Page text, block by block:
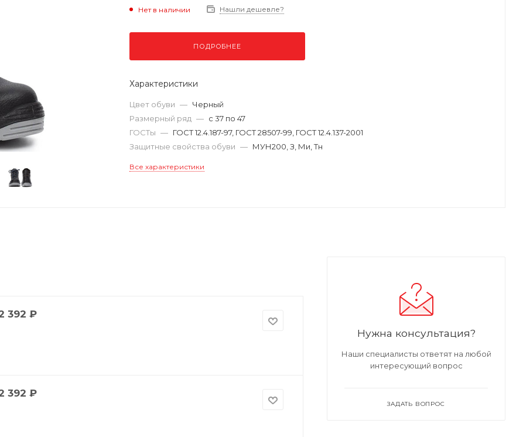
Нет в наличии Нашли дешевле?
ПОДРОБНЕЕ
Характеристики
Цвет обуви — Черный
Размерный ряд — с 37 по 47
ГОСТы — ГОСТ 12.4.187-97, ГОСТ 28507-99, ГОСТ 12.4.137-2001
Защитные свойства обуви — МУН200, З, Ми, Тн
Все характеристики
392 ₽
392 ₽
Нужна консультация?
Наши специалисты ответят на любой
интересующий вопрос
ЗАДАТЬ ВОПРОС